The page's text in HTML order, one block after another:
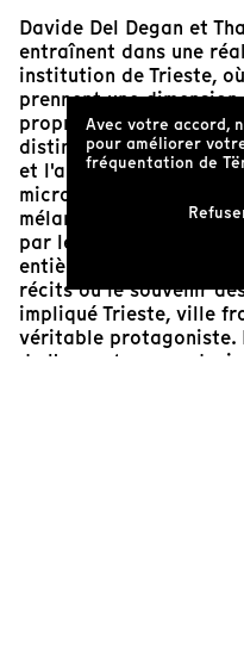
Davide Del Degan et
entraînent dans une
institution de Trieste,
prennent une
propres. En
distincts, on accède à
et l'autre tout masculin,
microcosmes, parfois
mélancoliques. La
par les deux
entière de tournage,
récits où le souvenir
impliqué Trieste, ville
véritable protagoniste.
de l'appartenance
Avec votre accord,
pour améliorer
fréquentation de